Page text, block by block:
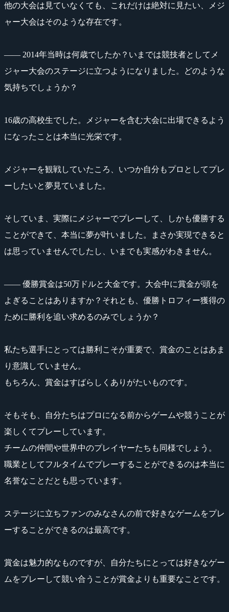
他の大会は見ていなくても、これだけは絶対に見たい、メジ
ャー大会はそのような存在です。
―― 2014年当時は何歳でしたか？いまでは競技者としてメ
ジャー大会のステージに立つようになりました。どのような
気持ちでしょうか？
16歳の高校生でした。メジャーを含む大会に出場できるよう
になったことは本当に光栄です。
メジャーを観戦していたころ、いつか自分もプロとしてプレ
ーしたいと夢見ていました。
そしていま、実際にメジャーでプレーして、しかも優勝する
ことができて、本当に夢が叶いました。まさか実現できると
は思っていませんでしたし、いまでも実感がわきません。
―― 優勝賞金は50万ドルと大金です。大会中に賞金が頭を
よぎることはありますか？それとも、優勝トロフィー獲得の
ために勝利を追い求めるのみでしょうか？
私たち選手にとっては勝利こそが重要で、賞金のことはあま
り意識していません。
もちろん、賞金はすばらしくありがたいものです。
そもそも、自分たちはプロになる前からゲームや競うことが
楽しくてプレーしています。
チームの仲間や世界中のプレイヤーたちも同様でしょう。
職業としてフルタイムでプレーすることができるのは本当に
名誉なことだとも思っています。
ステージに立ちファンのみなさんの前で好きなゲームをプレ
ーすることができるのは最高です。
賞金は魅力的なものですが、自分たちにとっては好きなゲー
ムをプレーして競い合うことが賞金よりも重要なことです。